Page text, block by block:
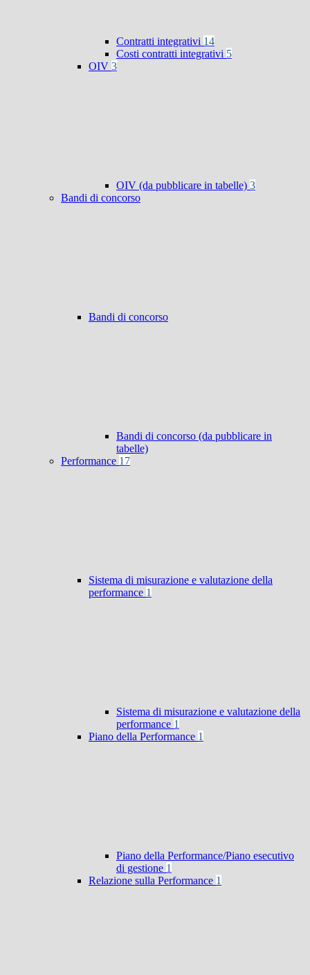
Contratti integrativi 14
Costi contratti integrativi 5
OIV 3
OIV (da pubblicare in tabelle) 3
Bandi di concorso
Bandi di concorso
Bandi di concorso (da pubblicare in
tabelle)
Performance 17
Sistema di misurazione e valutazione della
performance 1
Sistema di misurazione e valutazione della
performance 1
Piano della Performance 1
Piano della Performance/Piano esecutivo
di gestione 1
Relazione sulla Performance 1